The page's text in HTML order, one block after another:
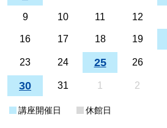
9 10 11 12
16 17 18 19
23 24 25 26
30 31 1 2
講座開催日 休館日